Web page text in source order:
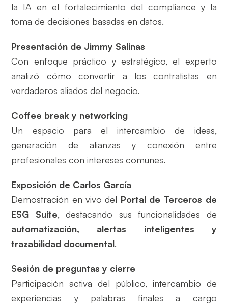
la IA en el fortalecimiento del compliance y la
toma de decisiones basadas en datos.
Presentación de Jimmy Salinas
Con enfoque práctico y estratégico, el experto
analizó cómo convertir a los contratistas en
verdaderos aliados del negocio.
Coffee break y networking
Un espacio para el intercambio de ideas,
generación de alianzas y conexión entre
profesionales con intereses comunes.
Exposición de Carlos García
Demostración en vivo del Portal de Terceros de
ESG Suite, destacando sus funcionalidades de
automatización, alertas inteligentes y
trazabilidad documental.
Sesión de preguntas y cierre
Participación activa del público, intercambio de
experiencias y palabras finales a cargo